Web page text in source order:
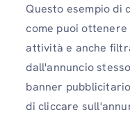
Questo esempio di
come puoi
attività e anche
dall'annuncio
banner
di cliccare